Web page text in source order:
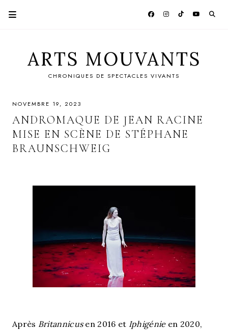
ARTS MOUVANTS
CHRONIQUES DE SPECTACLES VIVANTS
NOVEMBRE 19, 2023
ANDROMAQUE DE JEAN RACINE
MISE EN SCÈNE DE STÉPHANE
BRAUNSCHWEIG
Après Britannicusen 2016 et Iphigénieen 2020,